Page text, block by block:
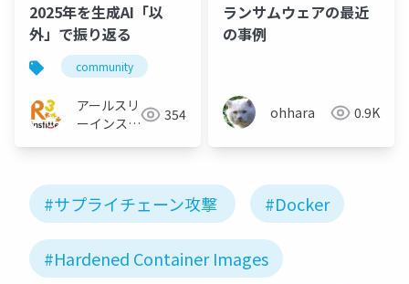
2025年を生成AI「以
外」で振り返る
community
アールスリ
ーインステ
354
ランサムウェアの最近
の事例
ohhara 0.9K
#サプライチェーン攻撃 #Docker
#Hardened Container Images